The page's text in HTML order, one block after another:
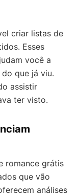
criar listas de
Esses
você a
que já viu.
assistir
ter visto.
romance grátis
que vão
análises